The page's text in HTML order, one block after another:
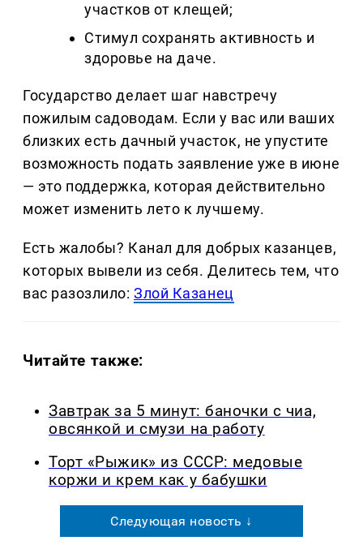
участков от клещей;
Стимул сохранять активность и
здоровье на даче.
Государство делает шаг навстречу
пожилым садоводам. Если у вас или ваших
близких есть дачный участок, не упустите
возможность подать заявление уже в июне
— это поддержка, которая действительно
может изменить лето к лучшему.
Есть жалобы? Канал для добрых казанцев,
которых вывели из себя. Делитеcь тем, что
вас разозлило:Злой Казанец
Читайте также:
Завтрак за 5 минут: баночки с чиа,
овсянкой и смузи на работу
Торт «Рыжик» из СССР: медовые
коржи и крем как у бабушки
Следующая новость ↓